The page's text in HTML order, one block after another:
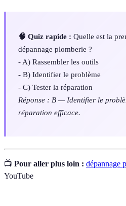
🧠 Quiz rapide : Quelle est la
dépannage plomberie ?
- A) Rassembler les outils
- B) Identifier le problème
- C) Tester la réparation
Réponse : B — Identifier le
réparation efficace.
📺 Pour aller plus loin : dépannage
YouTube